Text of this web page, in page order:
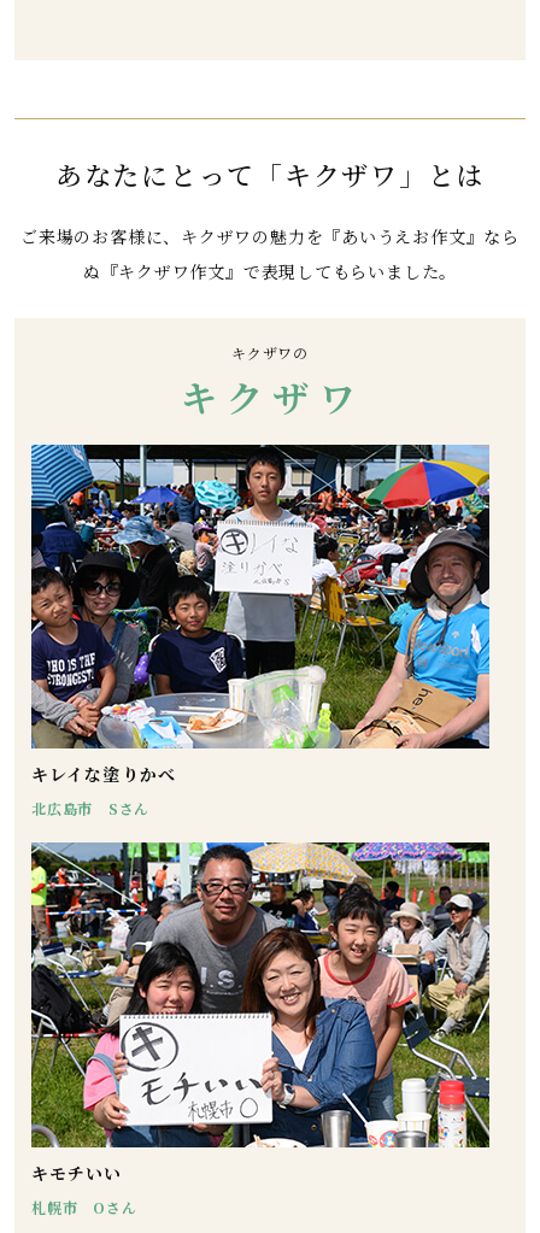
あなたにとって 「キクザワ」とは
ご来場のお客様に、キクザワの魅力を『あいうえお作文』なら
ぬ『キクザワ作文』で表現してもらいました。
キクザワの
キ ク ザ ワ
キレイな塗りかべ
北広島市 Sさん
キモチいい
札幌市 Oさん